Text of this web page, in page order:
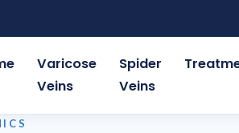
Varicose
Veins
Spider
Veins